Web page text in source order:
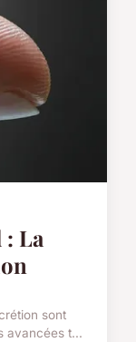
La
sont
avancées t...